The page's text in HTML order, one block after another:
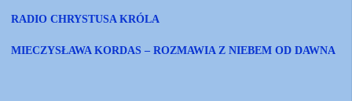
RADIO CHRYSTUSA KRÓLA
MIECZYSŁAWA KORDAS – ROZMAWIA Z NIEBEM OD DAWNA